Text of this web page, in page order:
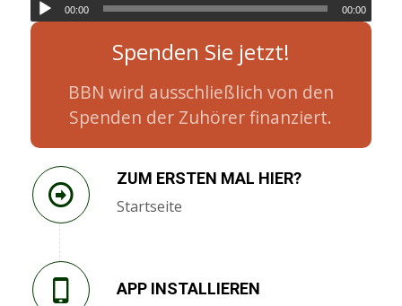
00:00 00:00
Spenden Sie jetzt!
BBN wird ausschließlich von den
Spenden der Zuhörer finanziert.
ZUM ERSTEN MAL HIER?
Startseite
APP INSTALLIEREN